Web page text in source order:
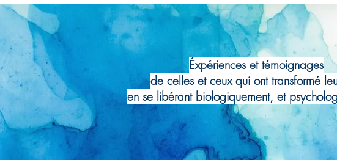
Éxpériences et témoignages
de celles et ceux qui ont transformé
en se libérant biologiquement, et